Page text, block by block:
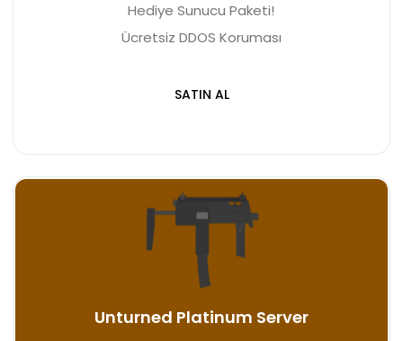
Hediye Sunucu Paketi!
Ücretsiz DDOS Koruması
SATIN AL
Unturned Platinum Server